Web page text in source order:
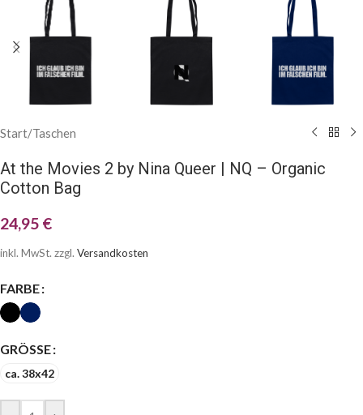
Start/Taschen
At the Movies 2 by Nina Queer | NQ – Organic
Cotton Bag
24,95 €
inkl. MwSt. zzgl. Versandkosten
FARBE
GRÖSSE
ca. 38x42